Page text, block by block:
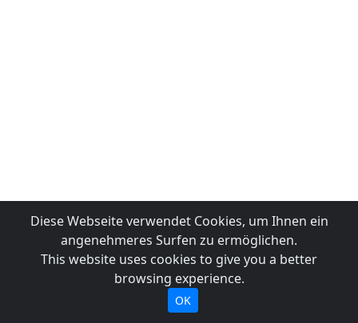
Diese Webseite verwendet Cookies, um Ihnen ein
angenehmeres Surfen zu ermöglichen.
This website uses cookies to give you a better
browsing experience.
OK